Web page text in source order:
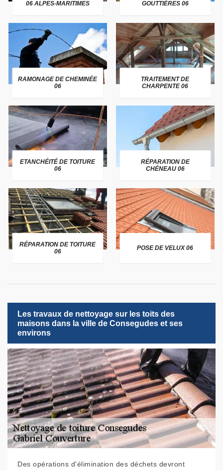
06 ALPES-MARITIMES
GOUTTIÈRES 06
RAMONAGE DE CHEMINÉE
06
TRAITEMENT DE
CHARPENTE 06
ETANCHÉITÉ DE TOITURE
06
RÉPARATION DE
CHÉNEAU 06
RÉPARATION DE TOITURE
06
POSE DE VELUX 06
Les travaux de nettoyage sur les toits des
maisons dans la ville de Consegudes et ses
environs
Des opérations d'élimination des déchets devront